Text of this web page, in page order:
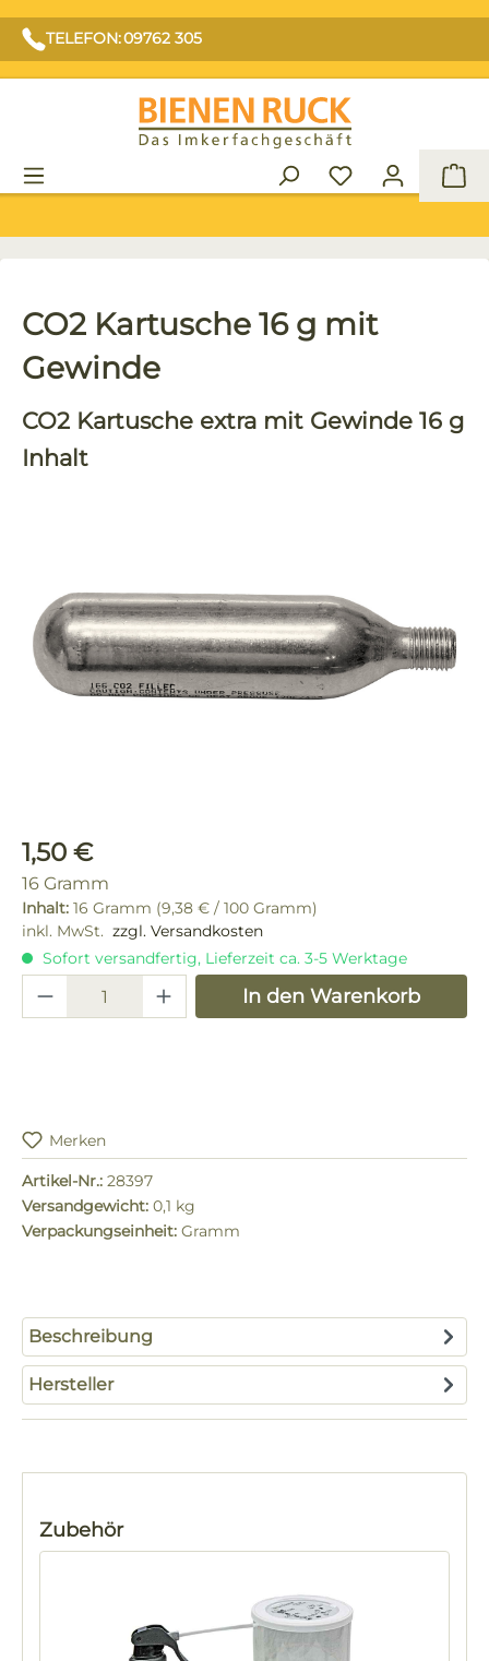
TELEFON: 09762 305
CO2 Kartusche 16 g mit
Gewinde
CO2 Kartusche extra mit Gewinde 16 g
Inhalt
Regulärer Preis:
1,50 €
16 Gramm
Inhalt: 16 Gramm (9,38 € / 100 Gramm)
inkl. MwSt. zzgl. Versandkosten
Sofort versandfertig, Lieferzeit ca. 3-5 Werktage
Produkt Anzahl: Gib denIn den Warenkorb
Merken
Artikel-Nr.: 28397
Versandgewicht: 0,1 kg
Verpackungseinheit: Gramm
Beschreibung
Hersteller
Produktgalerie überspringen
Zubehör